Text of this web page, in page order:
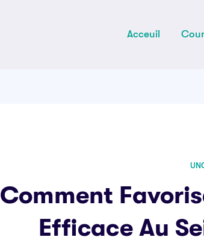
Acceuil
Comment
Efficace Au